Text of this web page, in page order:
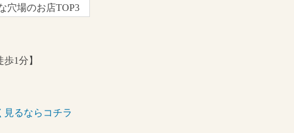
穴場のお店TOP3
1分】
るならコチラ